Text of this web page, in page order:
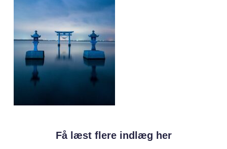
Få læst flere indlæg her